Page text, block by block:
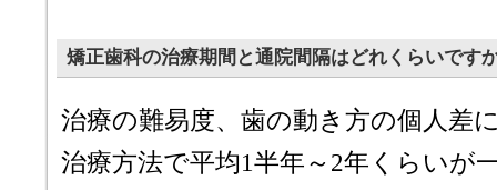
矯正歯科の治療期間と通院間隔はどれくらいです
治療の難易度、歯の動き方の個人差
治療方法で平均1半年～2年くらいが